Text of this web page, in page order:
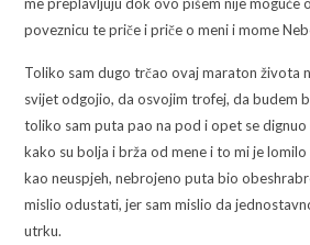
me preplavljuju dok ovo pišem nije moguće
poveznicu te priče i priče o meni i mome
Toliko sam dugo trčao ovaj maraton života
svijet odgojio, da osvojim trofej, da budem
toliko sam puta pao na pod i opet se dignuo
kako su bolja i brža od mene i to mi je lomilo
kao neuspjeh, nebrojeno puta bio
mislio odustati, jer sam mislio da
utrku.